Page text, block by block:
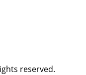
reserved.